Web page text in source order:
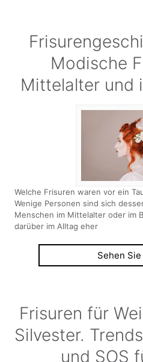
Modische
Mittelalter und
Welche Frisuren waren vor ein
Wenige Personen sind sich
Menschen im Mittelalter oder im
darüber im Alltag eher
Sehen
Frisuren für
Silvester.
und SOS